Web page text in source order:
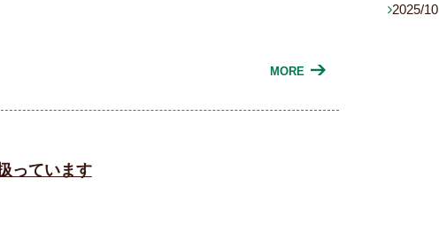
MORE
っています
2025/10